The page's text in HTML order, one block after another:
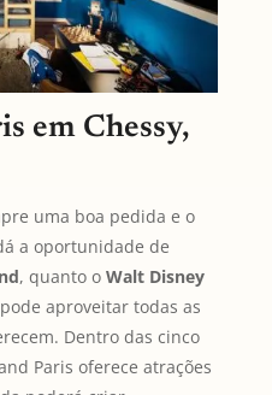
em Chessy,
uma boa pedida e o
a oportunidade de
, quanto o Walt Disney
aproveitar todas as
Dentro das cinco
Paris oferece atrações